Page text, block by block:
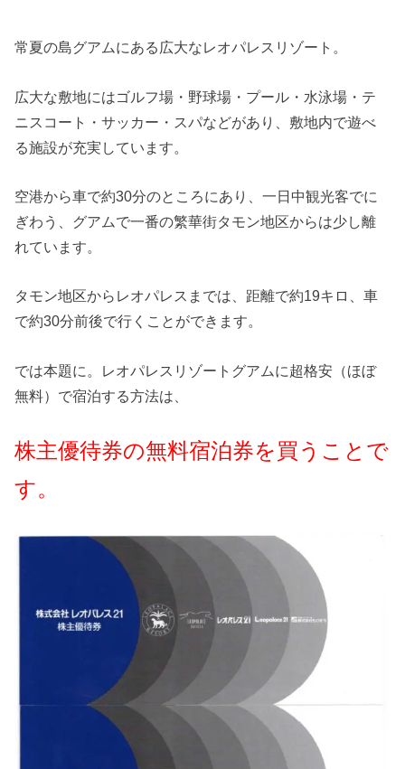
常夏の島グアムにある広大なレオパレスリゾート。
広大な敷地にはゴルフ場・野球場・プール・水泳場・テ
ニスコート・サッカー・スパなどがあり、敷地内で遊べ
る施設が充実しています。
空港から車で約30分のところにあり、一日中観光客でに
ぎわう、グアムで一番の繁華街タモン地区からは少し離
れています。
タモン地区からレオパレスまでは、距離で約19キロ、車
で約30分前後で行くことができます。
では本題に。レオパレスリゾートグアムに超格安（ほぼ
無料）で宿泊する方法は、
株主優待券の無料宿泊券を買うことで
す。